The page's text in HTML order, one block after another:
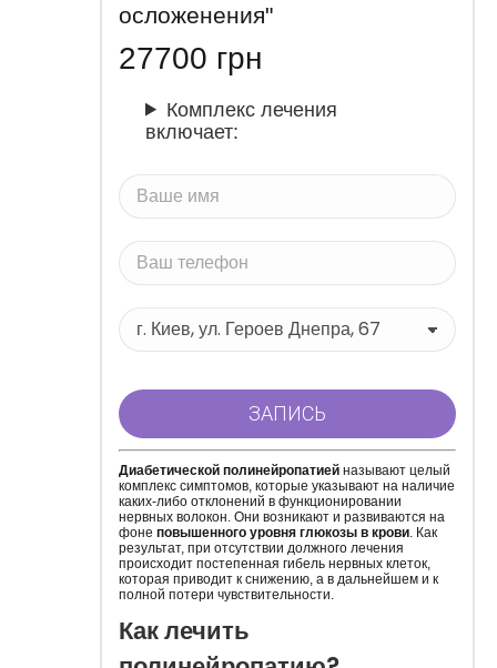
осложенения"
27700 грн
Комплекс лечения
включает:
Диабетической полинейропатией называют целый
комплекс симптомов, которые указывают на наличие
каких-либо отклонений в функционировании
нервных волокон. Они возникают и развиваются на
фоне повышенного уровня глюкозы в крови . Как
результат, при отсутствии должного лечения
происходит постепенная гибель нервных клеток,
которая приводит к снижению, а в дальнейшем и к
полной потери чувствительности.
Как лечить